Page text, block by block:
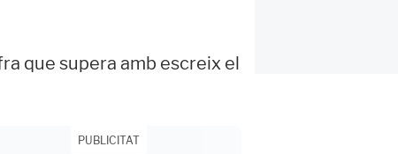
que supera amb escreix el
PUBLICITAT